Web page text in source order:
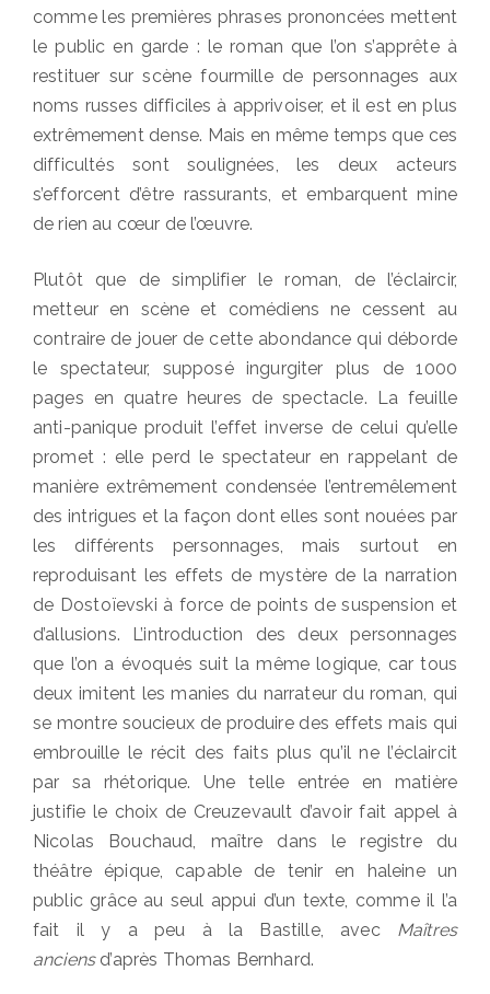
comme les premières phrases prononcées mettent
le public en garde : le roman que l’on s’apprête à
restituer sur scène fourmille de personnages aux
noms russes difficiles à apprivoiser, et il est en plus
extrêmement dense. Mais en même temps que ces
difficultés sont soulignées, les deux acteurs
s’efforcent d’être rassurants, et embarquent mine
de rien au cœur de l’œuvre.
Plutôt que de simplifier le roman, de l’éclaircir,
metteur en scène et comédiens ne cessent au
contraire de jouer de cette abondance qui déborde
le spectateur, supposé ingurgiter plus de 1000
pages en quatre heures de spectacle. La feuille
anti-panique produit l’effet inverse de celui qu’elle
promet : elle perd le spectateur en rappelant de
manière extrêmement condensée l’entremêlement
des intrigues et la façon dont elles sont nouées par
les différents personnages, mais surtout en
reproduisant les effets de mystère de la narration
de Dostoïevski à force de points de suspension et
d’allusions. L’introduction des deux personnages
que l’on a évoqués suit la même logique, car tous
deux imitent les manies du narrateur du roman, qui
se montre soucieux de produire des effets mais qui
embrouille le récit des faits plus qu’il ne l’éclaircit
par sa rhétorique. Une telle entrée en matière
justifie le choix de Creuzevault d’avoir fait appel à
Nicolas Bouchaud, maître dans le registre du
théâtre épique, capable de tenir en haleine un
public grâce au seul appui d’un texte, comme il l’a
fait il y a peu à la Bastille, avec Maîtres
anciens d’après Thomas Bernhard.